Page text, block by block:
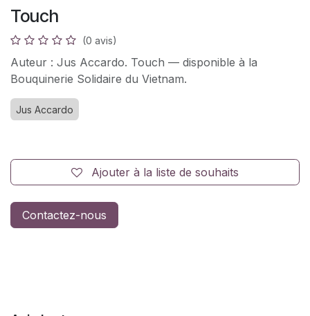
Touch
(0 avis)
Auteur : Jus Accardo. Touch — disponible à la
Bouquinerie Solidaire du Vietnam.
Jus Accardo
Ajouter à la liste de souhaits
Contactez-nous